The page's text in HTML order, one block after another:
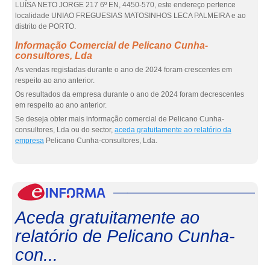
LUÍSA NETO JORGE 217 6º EN, 4450-570, este endereço pertence
localidade UNIAO FREGUESIAS MATOSINHOS LECA PALMEIRA e ao
distrito de PORTO.
Informação Comercial de Pelicano Cunha-
consultores, Lda
As vendas registadas durante o ano de 2024 foram crescentes em
respeito ao ano anterior.
Os resultados da empresa durante o ano de 2024 foram decrescentes
em respeito ao ano anterior.
Se deseja obter mais informação comercial de Pelicano Cunha-
consultores, Lda ou do sector, aceda gratuitamente ao relatório da
empresa Pelicano Cunha-consultores, Lda.
Aceda gratuitamente ao
relatório de Pelicano Cunha-
con...